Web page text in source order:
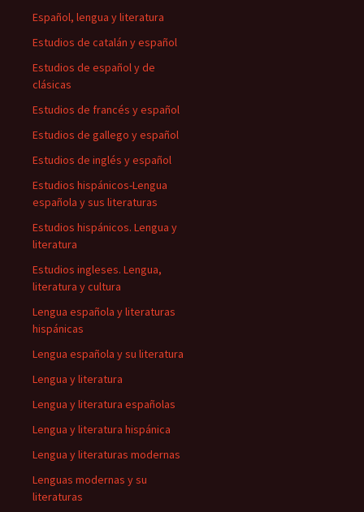
Español, lengua y literatura
Estudios de catalán y español
Estudios de español y de
clásicas
Estudios de francés y español
Estudios de gallego y español
Estudios de inglés y español
Estudios hispánicos-Lengua
española y sus literaturas
Estudios hispánicos. Lengua y
literatura
Estudios ingleses. Lengua,
literatura y cultura
Lengua española y literaturas
hispánicas
Lengua española y su literatura
Lengua y literatura
Lengua y literatura españolas
Lengua y literatura hispánica
Lengua y literaturas modernas
Lenguas modernas y su
literaturas